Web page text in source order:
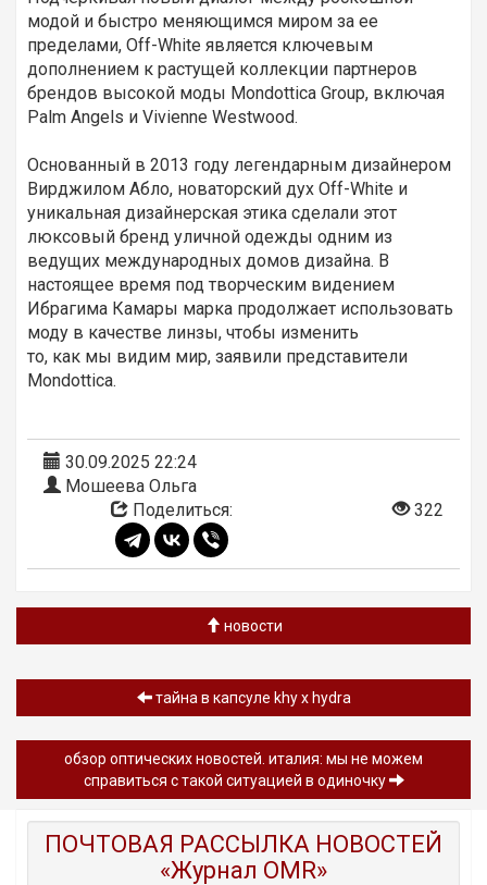
модой и быстро меняющимся миром за ее
пределами, Off-White является ключевым
дополнением к растущей коллекции партнеров
брендов высокой моды Mondottica Group, включая
Palm Angels и Vivienne Westwood.
Основанный в 2013 году легендарным дизайнером
Вирджилом Абло, новаторский дух Off-White и
уникальная дизайнерская этика сделали этот
люксовый бренд уличной одежды одним из
ведущих международных домов дизайна. В
настоящее время под творческим видением
Ибрагима Камары марка продолжает использовать
моду в качестве линзы, чтобы изменить
то, как мы видим мир, заявили представители
Mondottica.
30.09.2025 22:24
Мошеева Ольга
Поделиться:
322
новости
тайна в капсуле khy x hydra
обзор oптических новостей. италия: мы не можем
справиться с такой ситуацией в одиночку
ПОЧТОВАЯ РАССЫЛКА НОВОСТЕЙ
«Журнал OMR»